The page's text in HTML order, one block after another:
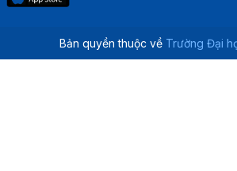
Bản quyền thuộc về Trường Đại